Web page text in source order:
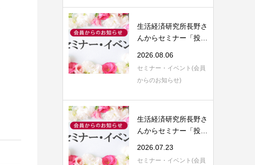
生活経済研究所長野さ
んからセミナー「投資
2026.08.06
セミナー・イベント(会員
からのお知らせ)
生活経済研究所長野さ
んからセミナー「投資
2026.07.23
セミナー・イベント(会員